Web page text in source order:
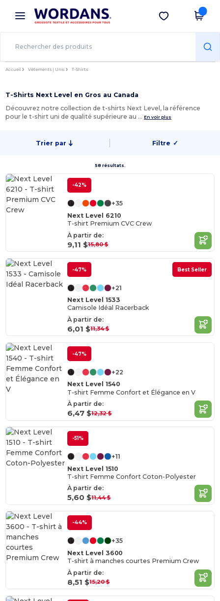
× Appli Wordans
Meilleurs prix sur l’app !
Obtenir l'appli
Accueil Vêtements | Unis T-Shirts
T-Shirts Next Level en Gros au Canada
Découvrez notre collection de t-shirts Next Level, la référence
pour le t-shirt uni de qualité supérieure au …En voir plus
Trier par Filtre ✓
58 résultats.
-42%
+35
Next Level 6210
T-shirt Premium CVC Crew
À partir de:
9,11 $15,80 $
-47% Best Seller
+21
Next Level 1533
Camisole Idéal Racerback
À partir de:
6,01 $11,34 $
-47%
+22
Next Level 1540
T-shirt Femme Confort et Élégance en V
À partir de:
6,47 $12,32 $
-51%
+11
Next Level 1510
T-shirt Femme Confort Coton-Polyester
À partir de:
5,60 $11,44 $
-44%
+35
Next Level 3600
T-shirt à manches courtes Premium Crew
À partir de:
8,51 $15,20 $